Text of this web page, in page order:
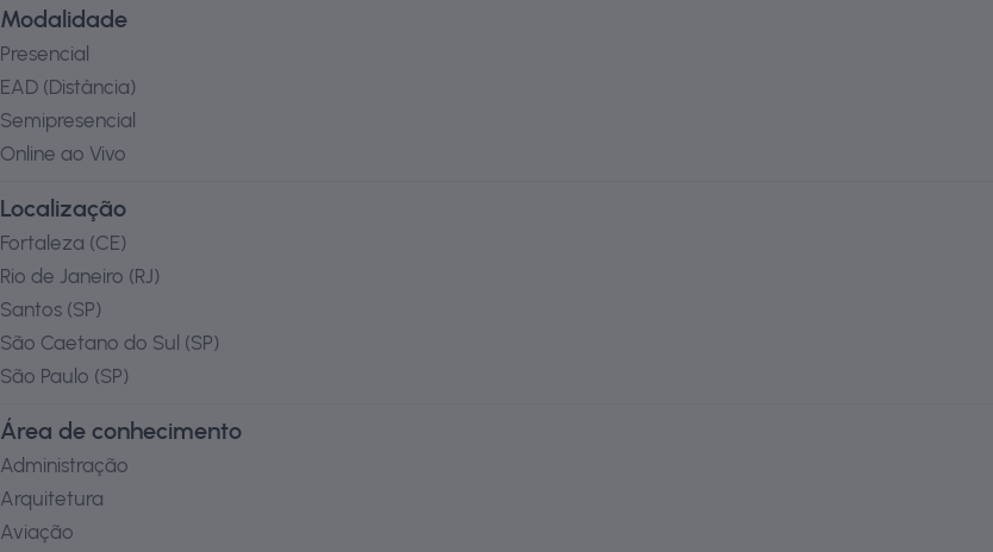
Modalidade
Presencial
EAD (Distância)
Semipresencial
Online ao Vivo
Localização
Fortaleza (CE)
Rio de Janeiro (RJ)
Santos (SP)
São Caetano do Sul (SP)
São Paulo (SP)
Área de conhecimento
Administração
Arquitetura
Aviação